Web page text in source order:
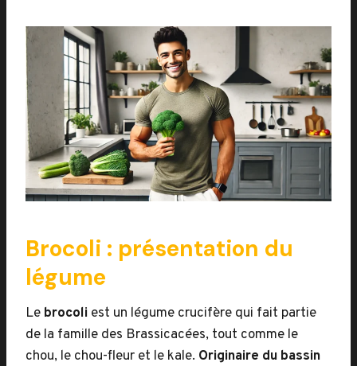
Brocoli : présentation du
légume
Le brocoli est un légume crucifère qui fait partie
de la famille des Brassicacées, tout comme le
chou, le chou-fleur et le kale. Originaire du bassin